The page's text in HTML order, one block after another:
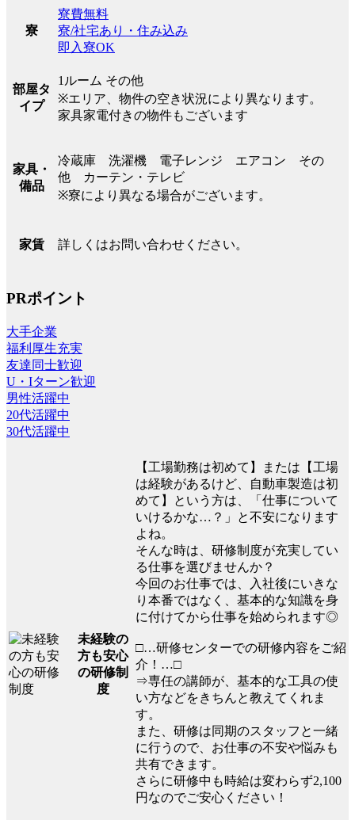
寮
寮費無料
寮/社宅あり・住み込み
即入寮OK
部屋タ
イプ
1ルーム その他
※エリア、物件の空き状況により異なります。
家具家電付きの物件もございます
家具・
備品
冷蔵庫 洗濯機 電子レンジ エアコン その
他 カーテン・テレビ
※寮により異なる場合がございます。
家賃 詳しくはお問い合わせください。
PRポイント
大手企業
福利厚生充実
友達同士歓迎
U・Iターン歓迎
男性活躍中
20代活躍中
30代活躍中
未経験の
方も安心
の研修制
度
【工場勤務は初めて】または【工場
は経験があるけど、自動車製造は初
めて】という方は、「仕事について
いけるかな…？」と不安になります
よね。
そんな時は、研修制度が充実してい
る仕事を選びませんか？
今回のお仕事では、入社後にいきな
り本番ではなく、基本的な知識を身
に付けてから仕事を始められます◎
□…研修センターでの研修内容をご紹
介！…□
⇒専任の講師が、基本的な工具の使
い方などをきちんと教えてくれま
す。
また、研修は同期のスタッフと一緒
に行うので、お仕事の不安や悩みも
共有できます。
さらに研修中も時給は変わらず2,100
円なのでご安心ください！